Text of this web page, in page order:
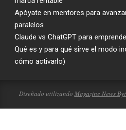
Apóyate en mentores para
paralelos
Claude vs ChatGPT para
Qué es y para qué sirve el modo
cómo activarlo)
Diseñado utilizando Magazine News